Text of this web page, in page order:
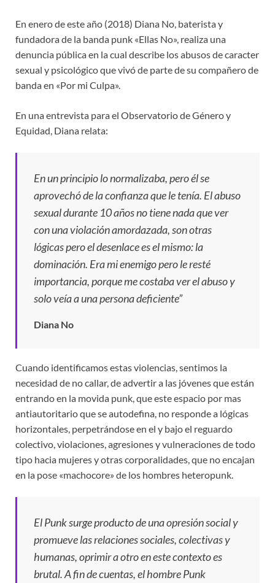
En enero de este año (2018) Diana No, baterista y
fundadora de la banda punk «Ellas No», realiza una
denuncia pública en la cual describe los abusos de caracter
sexual y psicológico que vivó de parte de su compañero de
banda en «Por mi Culpa».
En una entrevista para el Observatorio de Género y
Equidad, Diana relata:
En un principio lo normalizaba, pero él se
aprovechó de la confianza que le tenía. El abuso
sexual durante 10 años no tiene nada que ver
con una violación amordazada, son otras
lógicas pero el desenlace es el mismo: la
dominación. Era mi enemigo pero le resté
importancia, porque me costaba ver el abuso y
solo veía a una persona deficiente”
Diana No
Cuando identificamos estas violencias, sentimos la
necesidad de no callar, de advertir a las jóvenes que están
entrando en la movida punk, que este espacio por mas
antiautoritario que se autodefina, no responde a lógicas
horizontales, perpetrándose en el y bajo el reguardo
colectivo, violaciones, agresiones y vulneraciones de todo
tipo hacia mujeres y otras corporalidades, que no encajan
en la pose «machocore» de los hombres heteropunk.
El Punk surge producto de una opresión social y
promueve las relaciones sociales, colectivas y
humanas, oprimir a otro en este contexto es
brutal. A fin de cuentas, el hombre Punk